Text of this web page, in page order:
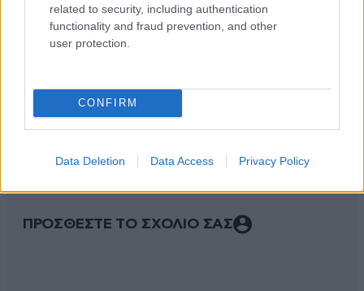
related to security, including authentication
functionality and fraud prevention, and other
user protection.
CONFIRM
Data Deletion Data Access Privacy Policy
ΣΧΌΛΙΑ ΑΝΑΓΝΩΣΤΏΝ
ΠΡΟΣΘΕΣΤΕ ΤΟ ΣΧΟΛΙΟ ΣΑΣ